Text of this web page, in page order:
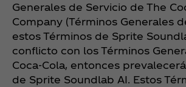
Generales de Servicio de The
Company (Términos Generales
estos Términos de Sprite
conflicto con los Términos
Coca‑Cola, entonces
de Sprite Soundlab AI. Estos